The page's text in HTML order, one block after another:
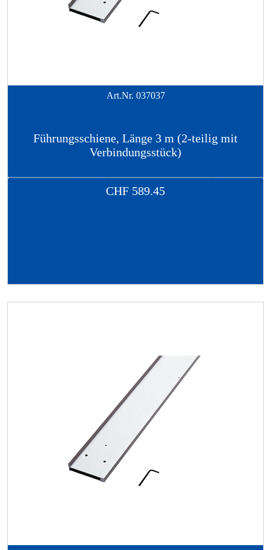
Art.Nr. 037037
Führungsschiene, Länge 3 m (2-teilig mit
Verbindungsstück)
CHF 589.45